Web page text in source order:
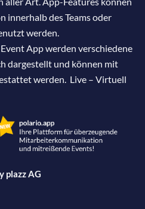
innerhalb des Teams oder
werden.
App werden verschiedene
dargestellt und können mit
werden. Live – Virtuell
plazz AG